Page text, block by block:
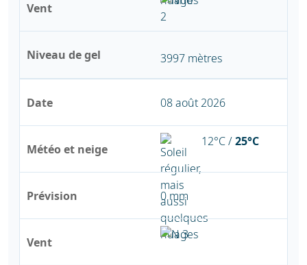
Vent
Niveau de gel 3997 mètres
Date
Météo et neige
Prévision
Vent
08 août 2026
12°C /25°C
0 mm